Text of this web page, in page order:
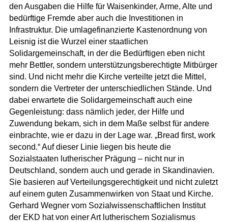
den Ausgaben die Hilfe für Waisenkinder, Arme, Alte und
bedürftige Fremde aber auch die Investitionen in
Infrastruktur. Die umlagefinanzierte Kastenordnung von
Leisnig ist die Wurzel einer staatlichen
Solidargemeinschaft, in der die Bedürftigen eben nicht
mehr Bettler, sondern unterstützungsberechtigte Mitbürger
sind. Und nicht mehr die Kirche verteilte jetzt die Mittel,
sondern die Vertreter der unterschiedlichen Stände. Und
dabei erwartete die Solidargemeinschaft auch eine
Gegenleistung: dass nämlich jeder, der Hilfe und
Zuwendung bekam, sich in dem Maße selbst für andere
einbrachte, wie er dazu in der Lage war. „Bread first, work
second.“ Auf dieser Linie liegen bis heute die
Sozialstaaten lutherischer Prägung – nicht nur in
Deutschland, sondern auch und gerade in Skandinavien.
Sie basieren auf Verteilungsgerechtigkeit und nicht zuletzt
auf einem guten Zusammenwirken von Staat und Kirche.
Gerhard Wegner vom Sozialwissenschaftlichen Institut
der EKD hat von einer Art lutherischem Sozialismus